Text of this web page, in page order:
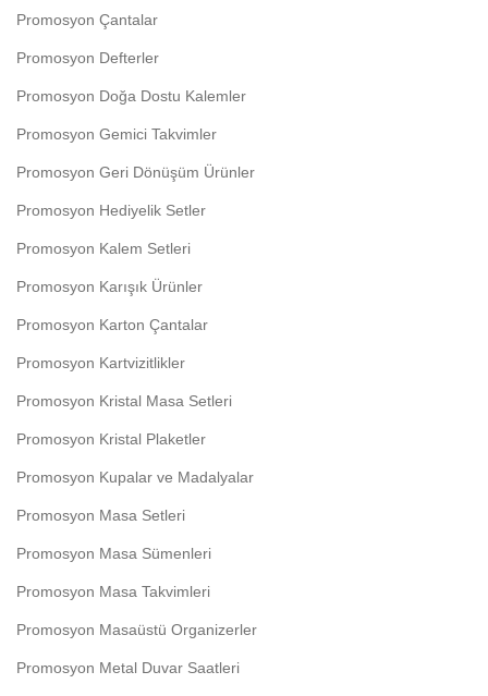
Promosyon Çantalar
Promosyon Defterler
Promosyon Doğa Dostu Kalemler
Promosyon Gemici Takvimler
Promosyon Geri Dönüşüm Ürünler
Promosyon Hediyelik Setler
Promosyon Kalem Setleri
Promosyon Karışık Ürünler
Promosyon Karton Çantalar
Promosyon Kartvizitlikler
Promosyon Kristal Masa Setleri
Promosyon Kristal Plaketler
Promosyon Kupalar ve Madalyalar
Promosyon Masa Setleri
Promosyon Masa Sümenleri
Promosyon Masa Takvimleri
Promosyon Masaüstü Organizerler
Promosyon Metal Duvar Saatleri